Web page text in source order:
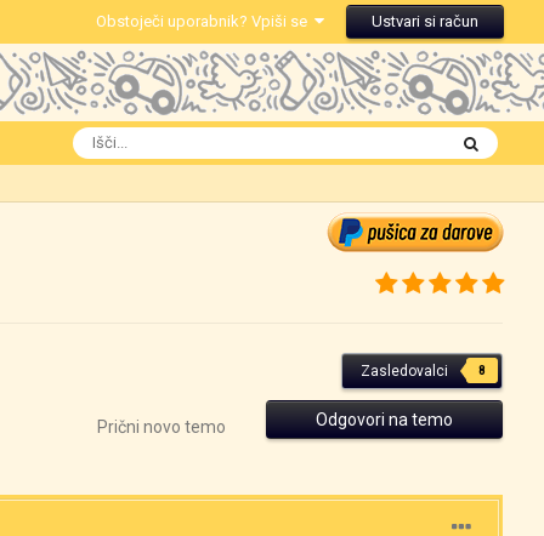
Obstoječi uporabnik? Vpiši se Ustvari si račun
Zasledovalci 8
Odgovori na temo
Prični novo temo